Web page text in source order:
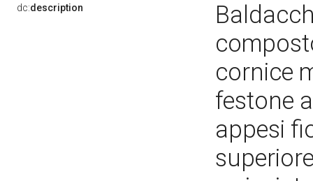
dc:description
cornice
festone
appesi